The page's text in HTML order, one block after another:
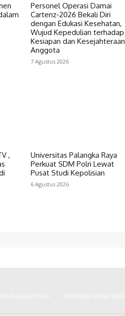
Personel Operasi Damai
Cartenz-2026 Bekali Diri
dengan Edukasi Kesehatan,
Wujud Kepedulian terhadap
Kesiapan dan Kesejahteraan
Anggota
7 Agustus 2026
,
Universitas Palangka Raya
Perkuat SDM Polri Lewat
Pusat Studi Kepolisian
6 Agustus 2026